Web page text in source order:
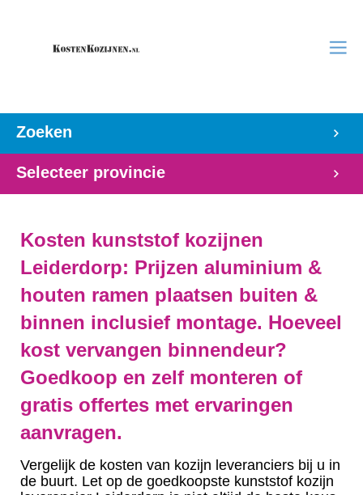
Zoeken
Selecteer provincie
Kosten kunststof kozijnen
Leiderdorp: Prijzen aluminium &
houten ramen plaatsen buiten &
binnen inclusief montage. Hoeveel
kost vervangen binnendeur?
Goedkoop en zelf monteren of
gratis offertes met ervaringen
aanvragen.
Vergelijk de kosten van kozijn leveranciers bij u in
de buurt. Let op de goedkoopste kunststof kozijn